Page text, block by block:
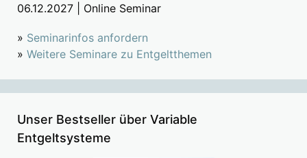
06.12.2027 | Online Seminar
» Seminarinfos anfordern
» Weitere Seminare zu Entgeltthemen
Unser Bestseller über Variable
Entgeltsysteme